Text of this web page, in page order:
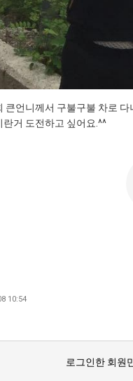
큰언니께서 구불구불 차로
거 도전하고 싶어요.^^
10:54
로그인한 회원